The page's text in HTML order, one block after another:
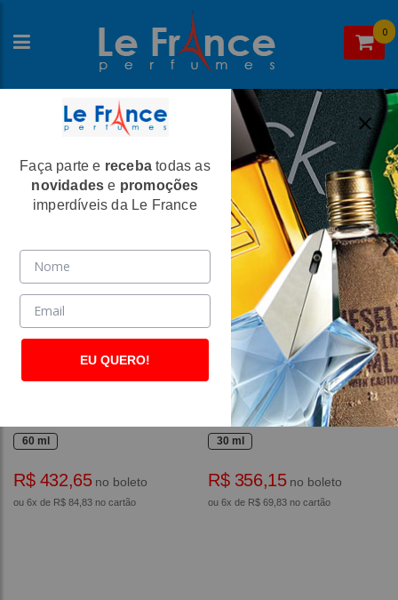
0
Home>Alfred Dunhill> Perfumes Femininos
Perfumes Femininos
Carolina Herrera
60 ml
R$ 432,65no boleto
ou 6x de R$ 84,83 no cartão
Carolina Herrera
212 Heroes For Her Eau de
Parfum - Carolina Herrera
30 ml
R$ 356,15no boleto
ou 6x de R$ 69,83 no cartão
Faça parte e receba todas as
novidades e promoções
imperdíveis da Le France
EU QUERO!